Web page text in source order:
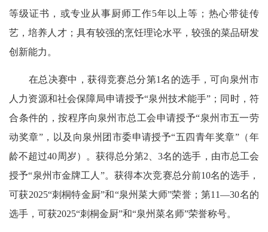
等级证书，或专业从事厨师工作5年以上等；热心带徒传
艺，培养人才；具有较强的烹饪理论水平，较强的菜品研发
创新能力。
在总决赛中，获得竞赛总分第1名的选手，可向泉州市
人力资源和社会保障局申请授予“泉州技术能手”；同时，符
合条件的，按程序向泉州市总工会申请授予“泉州市五一劳
动奖章”，以及向泉州团市委申请授予“五四青年奖章”（年
龄不超过40周岁）。获得总分第2、3名的选手，由市总工会
授予“泉州市金牌工人”。获得本次竞赛总分前10名的选手，
可获2025“刺桐特金厨”和“泉州菜大师”荣誉；第11—30名的
选手，可获2025“刺桐金厨”和“泉州菜名师”荣誉称号。